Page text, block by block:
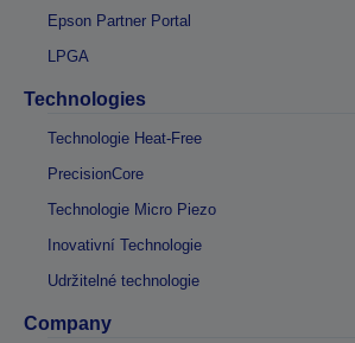
Epson Partner Portal
LPGA
Technologies
Technologie Heat-Free
PrecisionCore
Technologie Micro Piezo
Inovativní Technologie
Udržitelné technologie
Company